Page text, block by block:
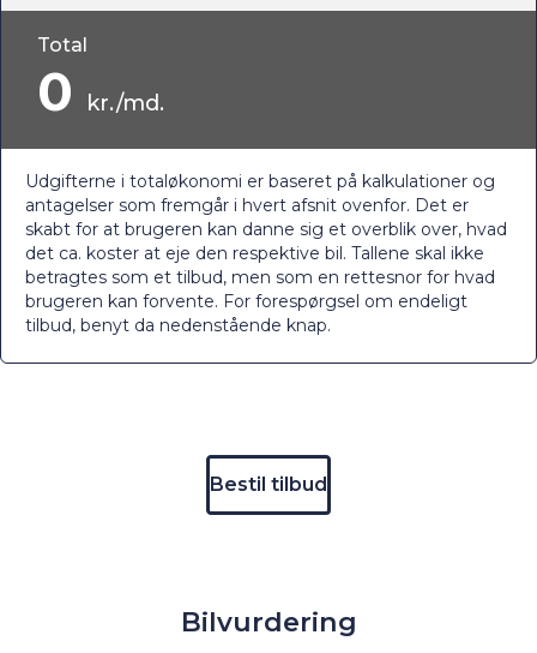
Udgifterne i totaløkonomi er baseret på kalkulationer og
antagelser som fremgår i hvert afsnit ovenfor. Det er
skabt for at brugeren kan danne sig et overblik over, hvad
det ca. koster at eje den respektive bil. Tallene skal ikke
betragtes som et tilbud, men som en rettesnor for hvad
brugeren kan forvente. For forespørgsel om endeligt
tilbud, benyt da nedenstående knap.
Total
0 kr./md.
Bestil tilbud
Bilvurdering